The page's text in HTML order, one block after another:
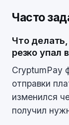
Часто
Что
резко упал
CryptumPay
отправки
изменился
получил